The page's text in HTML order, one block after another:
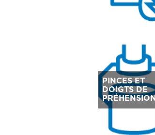
PINCES ET
DOIGTS DE
PRÉHENSION